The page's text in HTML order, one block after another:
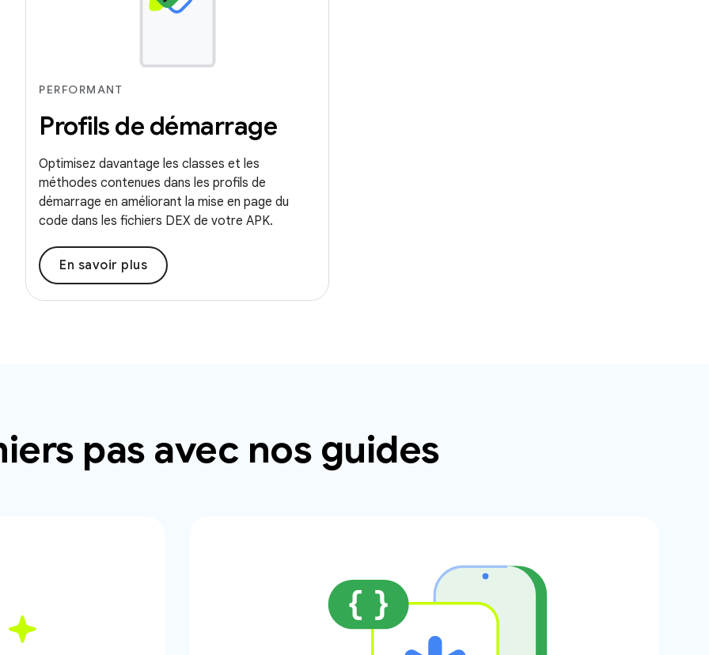
PERFORMANT
Profils de démarrage
Optimisez davantage les classes et les
méthodes contenues dans les profils de
démarrage en améliorant la mise en page du
code dans les fichiers DEX de votre APK.
En savoir plus
pas avec nos guides